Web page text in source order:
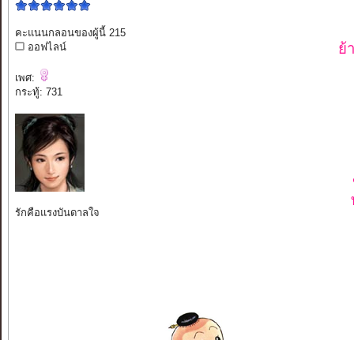
คะแนนกลอนของผู้นี้ 215
ออฟไลน์
เพศ:
กระทู้: 731
รักคือแรงบันดาลใจ
ย้